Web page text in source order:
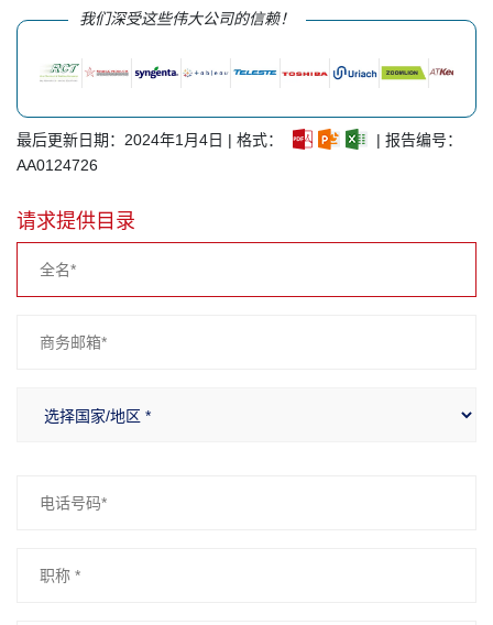
我们深受这些伟大公司的信赖！
最后更新日期：2024年1月4日 | 格式：
| 报告编号：
AA0124726
请求提供目录